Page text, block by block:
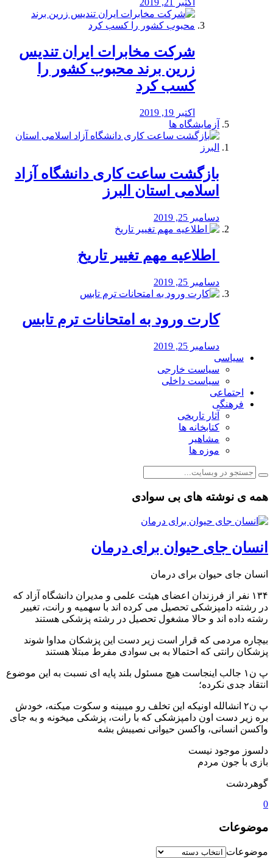
اکتبر 21, 2019
شرکت مخابرات ایران تندیس
زرین برند محبوب کشور را
کسب کرد
اکتبر 19, 2019
آزمایشگاه ها
بازگشت ساعت کاری دانشگاه آزاد
اسلامی استان البرز
دسامبر 25, 2019
️ اطلاعیه مهم تغییر تاریخ
دسامبر 25, 2019
کارت ورود به امتحانات ترم تابس
دسامبر 25, 2019
سیاسی
سیاست خارجی
سیاست داخلی
اجتماعی
فرهنگی
آثار تاریخی
کتابخانه ها
مشاهیر
موزه ها
همه ی نوشته های بی سوادی
انسان جای حیوان برای درمان
انسان جای حیوان برای درمان
۱۳۴ نفر از فرزندان اعضای هیئت علمی و مدیران دانشگاه آزاد که
در رشته دامپزشکی تحصیل می کرده اند با سهمیه و رانت، تغییر
رشته داده اند و حالا مشغول تحصیل در رشته پزشکی هستند
بیچاره مردمی که قرار است زیر دست این پزشکان مداوا شوند
پزشکان رانتی که احتمالا به بی سوادی مفرط مبتلا هستند
پ ن۱ جالب اینجاست هیچ مسئول بلند پایه ای نسبت به این موضوع
انتقاد جدی نکرده؛
پ ن۲ انشالله اونیکه این تخلف رو میبینه و سکوت میکنه، خودش
بره زیر دست اون دامپزشکی که با رانت، پزشکی میخونه و به جای
واکسن انسانی، واکسن حیوانی نصیبش بشه
دلسوز موجود نیست
بازی با جون مردم
گوهردشت
0
موضوعات
موضوعات